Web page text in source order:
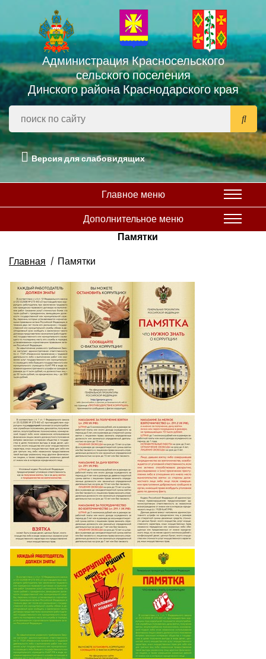
Администрация Красносельского
сельского поселения
Динского района Краснодарского края
Версия для слабовидящих
Главное меню
Дополнительное меню
Памятки
Главная
Памятки